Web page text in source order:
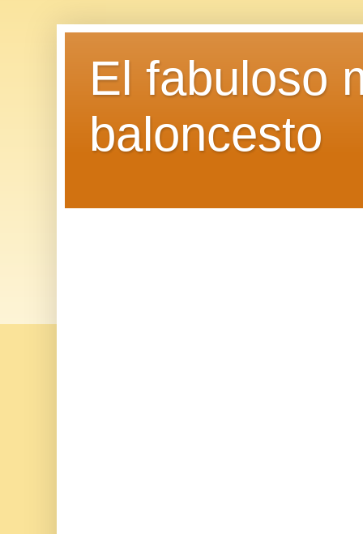
El fabuloso
baloncesto